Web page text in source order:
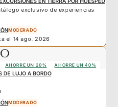
exclusivo de experiencias
MODERADO
el 14 ago. 2026
AHORRE UN 20% AHORRE UN 40%
DE LUJO A BORDO
MODERADO